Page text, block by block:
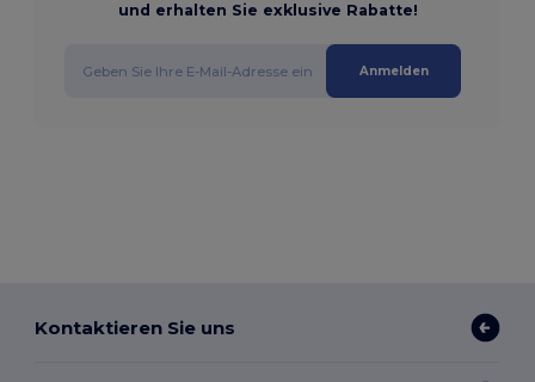
und erhalten Sie exklusive Rabatte!
Anmelden
Kontaktieren Sie uns